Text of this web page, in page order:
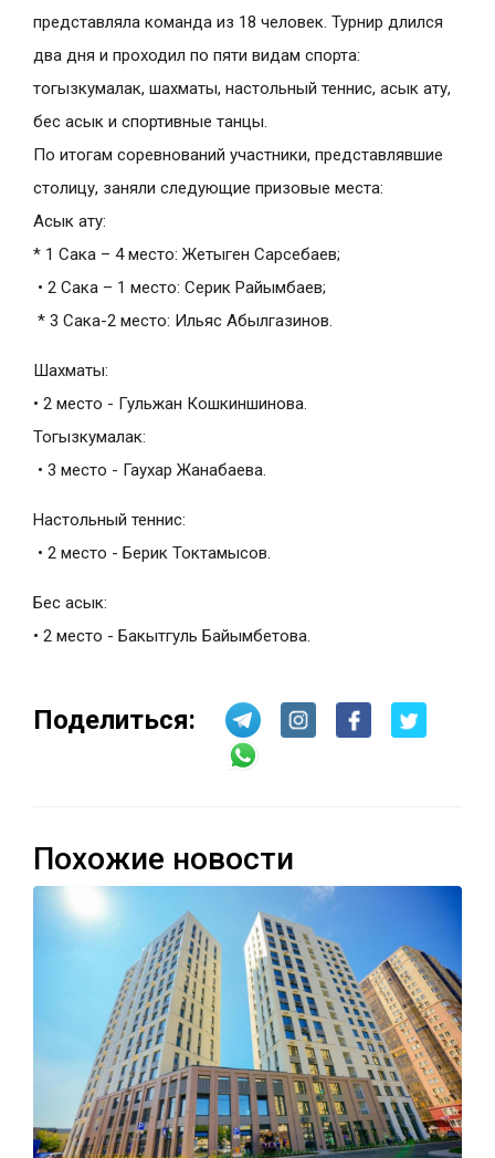
представляла команда из 18 человек. Турнир длился
два дня и проходил по пяти видам спорта:
тогызкумалак, шахматы, настольный теннис, асык ату,
бес асык и спортивные танцы.
По итогам соревнований участники, представлявшие
столицу, заняли следующие призовые места:
Асык ату:
* 1 Сака – 4 место: Жетыген Сарсебаев;
• 2 Сака – 1 место: Серик Райымбаев;
* 3 Сака-2 место: Ильяс Абылгазинов.
Шахматы:
• 2 место - Гульжан Кошкиншинова.
Тогызкумалак:
• 3 место - Гаухар Жанабаева.
Настольный теннис:
• 2 место - Берик Токтамысов.
Бес асык:
• 2 место - Бакытгуль Байымбетова.
Поделиться:
Похожие новости